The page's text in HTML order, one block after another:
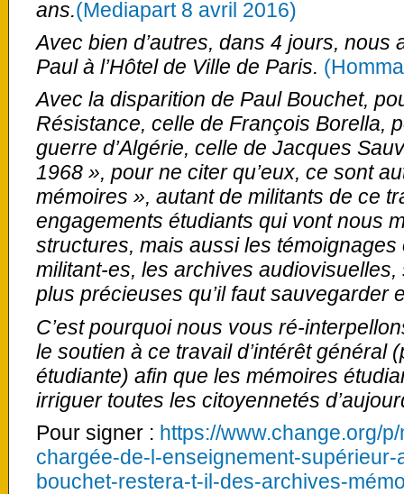
ans.(Mediapart 8 avril 2016)
Avec bien d’autres, dans 4 jours, nous
Paul à l’Hôtel de Ville de Paris.
Avec la disparition de Paul Bouchet,
Résistance, celle de François Borella,
guerre d’Algérie, celle de Jacques
1968 », pour ne citer qu’eux, ce sont
mémoires », autant de militants de ce
engagements étudiants qui vont nous
structures, mais aussi les
militant-es, les archives
plus précieuses qu’il faut sauvegarder
C’est pourquoi nous vous ré-
le soutien à ce travail d’intérêt général
étudiante) afin que les mémoires
irriguer toutes les citoyennetés
Pour signer : https://www.change.org/
chargée-de-l-enseignement-
bouchet-restera-t-il-des-archives-